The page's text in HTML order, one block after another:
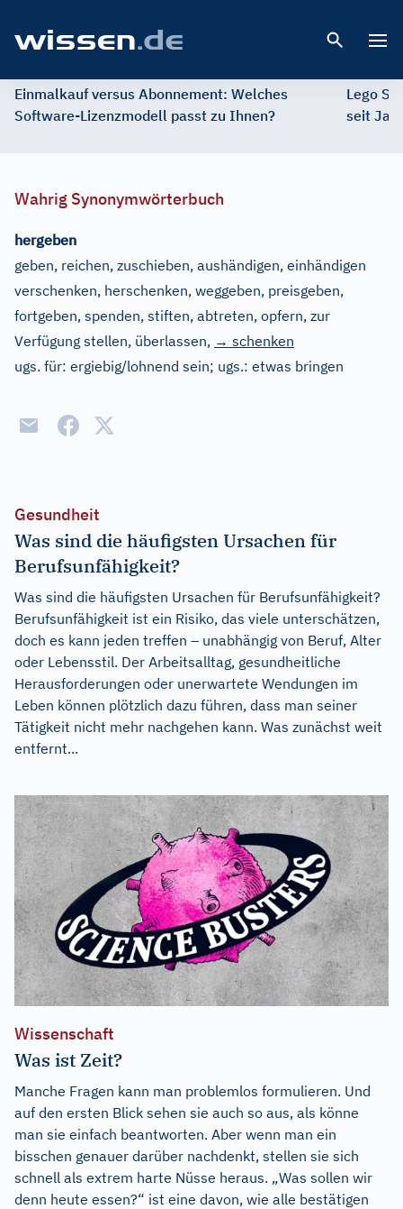
Einmalkauf versus Abonnement: Welches
Software-Lizenzmodell passt zu Ihnen?
Lego
seit
Wahrig Synonymwörterbuch
hergeben
geben, reichen, zuschieben, aushändigen, einhändigen
verschenken, herschenken, weggeben, preisgeben,
fortgeben, spenden, stiften, abtreten, opfern, zur
Verfügung stellen, überlassen, → schenken
ugs. für: ergiebig/lohnend sein; ugs.: etwas bringen
Gesundheit
Was sind die häufigsten Ursachen für
Berufsunfähigkeit?
Was sind die häufigsten Ursachen für Berufsunfähigkeit?
Berufsunfähigkeit ist ein Risiko, das viele unterschätzen,
doch es kann jeden treffen – unabhängig von Beruf, Alter
oder Lebensstil. Der Arbeitsalltag, gesundheitliche
Herausforderungen oder unerwartete Wendungen im
Leben können plötzlich dazu führen, dass man seiner
Tätigkeit nicht mehr nachgehen kann. Was zunächst weit
entfernt...
Wissenschaft
Was ist Zeit?
Manche Fragen kann man problemlos formulieren. Und
auf den ersten Blick sehen sie auch so aus, als könne
man sie einfach beantworten. Aber wenn man ein
bisschen genauer darüber nachdenkt, stellen sie sich
schnell als extrem harte Nüsse heraus. „Was sollen wir
denn heute essen?“ ist eine davon, wie alle bestätigen